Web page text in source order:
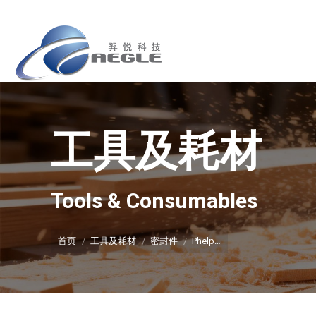
工具及耗材
Tools & Consumables
你在这里：
首页 工具及耗材 密封件 Phelp…